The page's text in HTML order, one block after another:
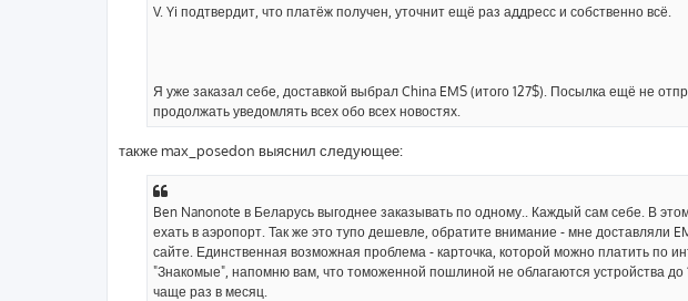
V. Yi подтвердит, что платёж получен, уточнит ещё раз аддресс и собственно всё.
Я уже заказал себе, доставкой выбрал China EMS (итого 127$). Посылка ещё не
продолжать уведомлять всех обо всех новостях.
также max_posedon выяснил следующее:
Ben Nanonote в Беларусь выгоднее заказывать по одному.. Каждый сам себе. В
ехать в аэропорт. Так же это тупо дешевле, обратите внимание - мне доставляли
сайте. Единственная возможная проблема - карточка, которой можно платить по
"Знакомые", напомню вам, что томоженной пошлиной не облагаются устройства
чаще раз в месяц.